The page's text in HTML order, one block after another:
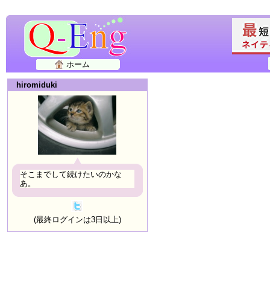
ホーム
hiromiduki
そこまでして続けたいのかな
あ。
(最終ログインは3日以上)